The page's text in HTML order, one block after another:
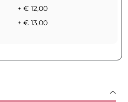
+ € 12,00
+ € 13,00